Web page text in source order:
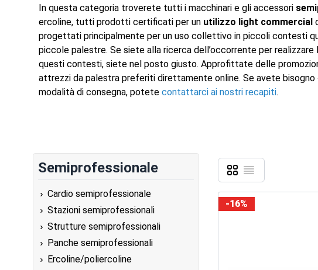
In questa categoria troverete tutti i macchinari e gli accessori
ercoline, tutti prodotti certificati per un utilizzo light commercial
progettati principalmente per un uso collettivo in piccoli contesti
piccole palestre. Se siete alla ricerca dell’occorrente per
questi contesti, siete nel posto giusto. Approfittate delle
attrezzi da palestra preferiti direttamente online. Se avete
modalità di consegna, potete contattarci ai nostri recapiti.
Semiprofessionale
Cardio semiprofessionale
Stazioni semiprofessionali
Strutture semiprofessionali
Panche semiprofessionali
Ercoline/poliercoline
Mostra come
Griglia
Lista
-16%